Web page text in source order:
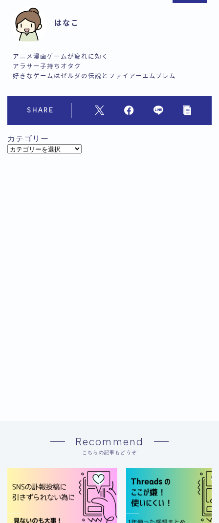
はなこ
アニメ漫画ゲームが疲れに効く
アラサー子持ちオタク
好きなゲームはゼルダの伝説とファイアーエムブレム
SHARE
カテゴリー
カ
Recommend
こちらの記事もどうぞ